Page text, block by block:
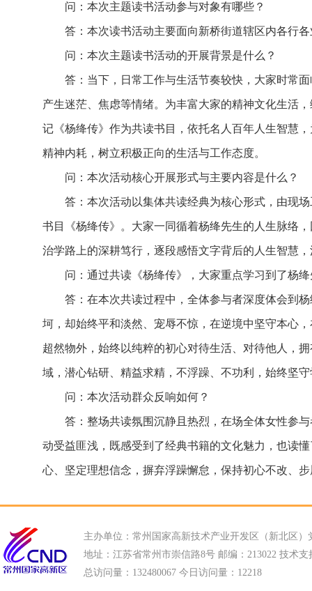
问：本次主题读书活动参与对象有哪些？
答：本次读书活动主要面向新桥街道辖区内各行
问：本次主题读书活动的开展背景是什么？
答：当下，日常工作与生活节奏较快，大家时常
产生迷茫、焦虑等情绪。为丰富大家的精神文化生活
记《杨绛传》作为共读书目，依托名人百年人生智慧
精神内耗，树立积极正向的生活与工作态度。
问：本次活动核心开展形式与主要内容是什么？
答：本次活动以集体共读经典为核心形式，由现
书目《杨绛传》。大家一同循着杨绛先生的人生脉络
治学路上的深耕笃行，逐段感悟文字背后的人生智慧
问：通过共读《杨绛传》，大家重点学习到了杨
答：在本次共读过程中，全体参与者深度体会到
坷，却始终平和淡然、宠辱不惊，在逆境中坚守本心
超然物外，始终以纯粹的初心对待生活、对待他人，
域，潜心钻研、精益求精，不浮躁、不功利，始终坚
问：本次活动群众反响如何？
答：整场共读氛围沉静且热烈，在场全体女性参
动受益匪浅，既感受到了经典书籍的文化魅力，也读
心、坚定理想信念，摒弃浮躁懈怠，保持初心不改、
主办单位：常州国家高新技术产业开发区（新北区）
地址：江苏省常州市崇信路8号 邮编：213022 技术支
总访问量： 132480067 今日访问量： 12218